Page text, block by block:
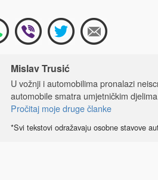
Mislav Trusić
U vožnji i automobilima pronalazi
automobile smatra umjetničkim
Pročitaj moje druge članke
*Svi tekstovi odražavaju osobne stavove